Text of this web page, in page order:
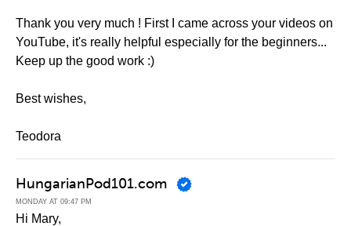
Thank you very much ! First I came across your videos on
YouTube, it's really helpful especially for the beginners...
Keep up the good work :)
Best wishes,
Teodora
HungarianPod101.com
MONDAY AT 09:47 PM
Hi Mary,